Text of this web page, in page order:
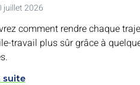
juillet 2026
comment rendre chaque
travail plus sûr grâce à
suite